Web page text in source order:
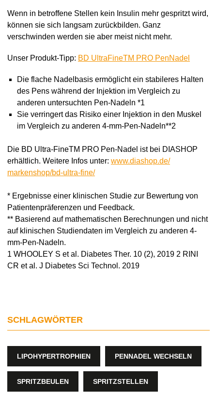
Wenn in betroffene Stellen kein Insulin mehr gespritzt wird,
können sie sich langsam zurückbilden. Ganz
verschwinden werden sie aber meist nicht mehr.
Unser Produkt-Tipp: BD Ultra­FineTM PRO Pen­Nadel
Die flache Nadelbasis ermöglicht ein stabileres Halten
des Pens während der Injektion im Vergleich zu
anderen untersuchten Pen-Nadeln *1
Sie verringert das Risiko einer Injektion in den Muskel
im Vergleich zu anderen 4-mm-Pen-Nadeln**2
Die BD Ultra-FineTM PRO Pen-Nadel ist bei DIASHOP
erhältlich. Weitere Infos unter: www.diashop.de/
markenshop/bd-ultra-fine/
* Ergebnisse einer klinischen Studie zur Bewertung von
Patientenpräferenzen und Feedback.
** Basierend auf mathematischen Berechnungen und nicht
auf klinischen Studiendaten im Vergleich zu anderen 4-
mm-Pen-Nadeln.
1 WHOOLEY S et al. Diabetes Ther. 10 (2), 2019 2 RINI
CR et al. J Diabetes Sci Technol. 2019
SCHLAGWÖRTER
LIPOHYPERTROPHIEN PENNADEL WECHSELN
SPRITZBEULEN SPRITZSTELLEN